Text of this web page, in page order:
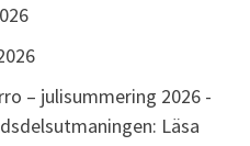
– julisummering 2026 -
Läsa